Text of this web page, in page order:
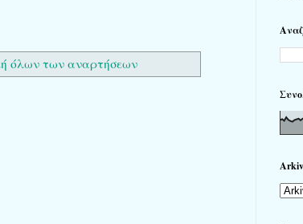
όλων των αναρτήσεων